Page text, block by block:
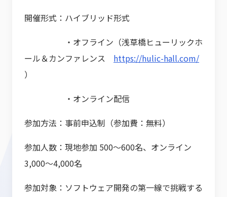
開催形式：ハイブリッド形式
・オフライン（浅草橋ヒューリックホ
ール＆カンファレンス https://hulic-hall.com/
）
・オンライン配信
参加方法：事前申込制（参加費：無料）
参加人数：現地参加 500〜600名、オンライン
3,000〜4,000名
参加対象：ソフトウェア開発の第一線で挑戦する